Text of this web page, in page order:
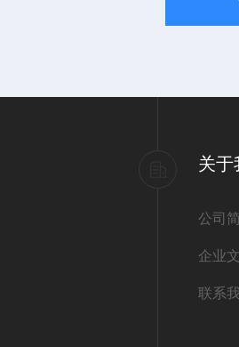
关于
公司
企业
联系